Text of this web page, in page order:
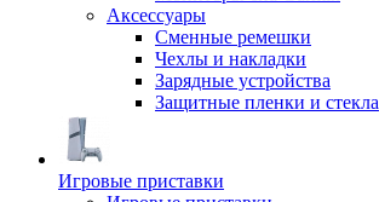
Аксессуары
Сменные ремешки
Чехлы и накладки
Зарядные устройства
Защитные пленки и стекла
Игровые приставки